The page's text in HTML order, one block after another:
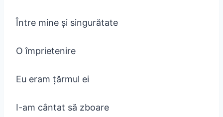
Între mine și singurătate
O împrietenire
Eu eram țărmul ei
I-am cântat să zboare